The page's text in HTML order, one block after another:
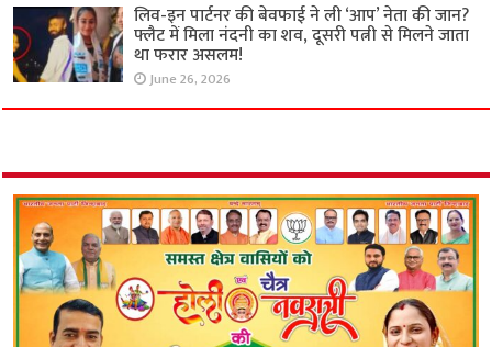
लिव-इन पार्टनर की बेवफाई ने ली ‘आप’ नेता की जान?
फ्लैट में मिला नंदनी का शव, दूसरी पत्नी से मिलने जाता
था फरार असलम!
June 26, 2026